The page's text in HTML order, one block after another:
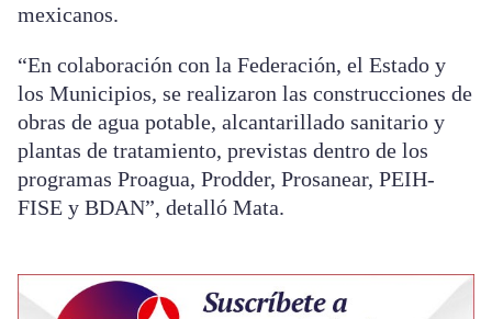
mexicanos.
“En colaboración con la Federación, el Estado y
los Municipios, se realizaron las construcciones de
obras de agua potable, alcantarillado sanitario y
plantas de tratamiento, previstas dentro de los
programas Proagua, Prodder, Prosanear, PEIH-
FISE y BDAN”, detalló Mata.